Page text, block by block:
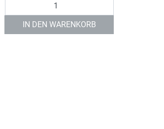
IN DEN WARENKORB